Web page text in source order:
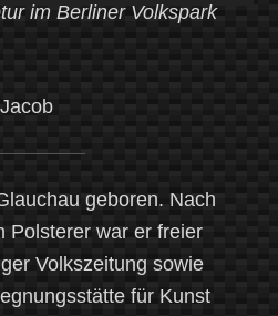
im Berliner Volkspark
geboren. Nach
Polsterer war er freier
Volkszeitung sowie
für Kunst